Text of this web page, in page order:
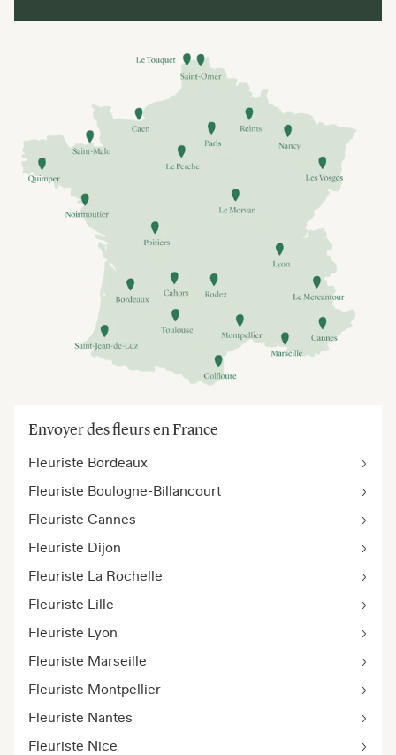
Envoyer des fleurs en France
Fleuriste Bordeaux
Fleuriste Boulogne-Billancourt
Fleuriste Cannes
Fleuriste Dijon
Fleuriste La Rochelle
Fleuriste Lille
Fleuriste Lyon
Fleuriste Marseille
Fleuriste Montpellier
Fleuriste Nantes
Fleuriste Nice